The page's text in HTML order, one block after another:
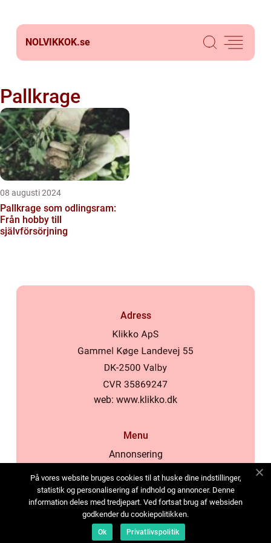
NOLVIKKOK.se
Pallkrage
08 augusti 2024
Pallkrage som odlingsram:
Från hobby till
självförsörjning
Adress
web: www.klikko.dk
Menu
Annonsering
Cookies
Kontakta oss
Sitemap
På vores website bruges cookies til at huske dine indstillinger,
statistik og personalisering af indhold og annoncer. Denne
information deles med tredjepart. Ved fortsat brug af websiden
godkender du cookiepolitikken.
Ok Privatlivspolitik